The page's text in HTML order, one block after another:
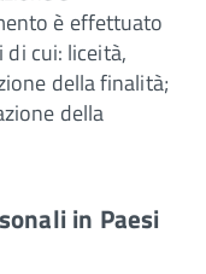
è effettuato
di cui: liceità,
della finalità;
della
in Paesi